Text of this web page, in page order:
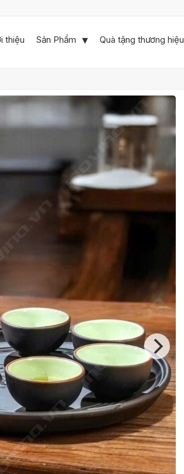
thiệu Sản Phẩm Quà tặng thương hiệu